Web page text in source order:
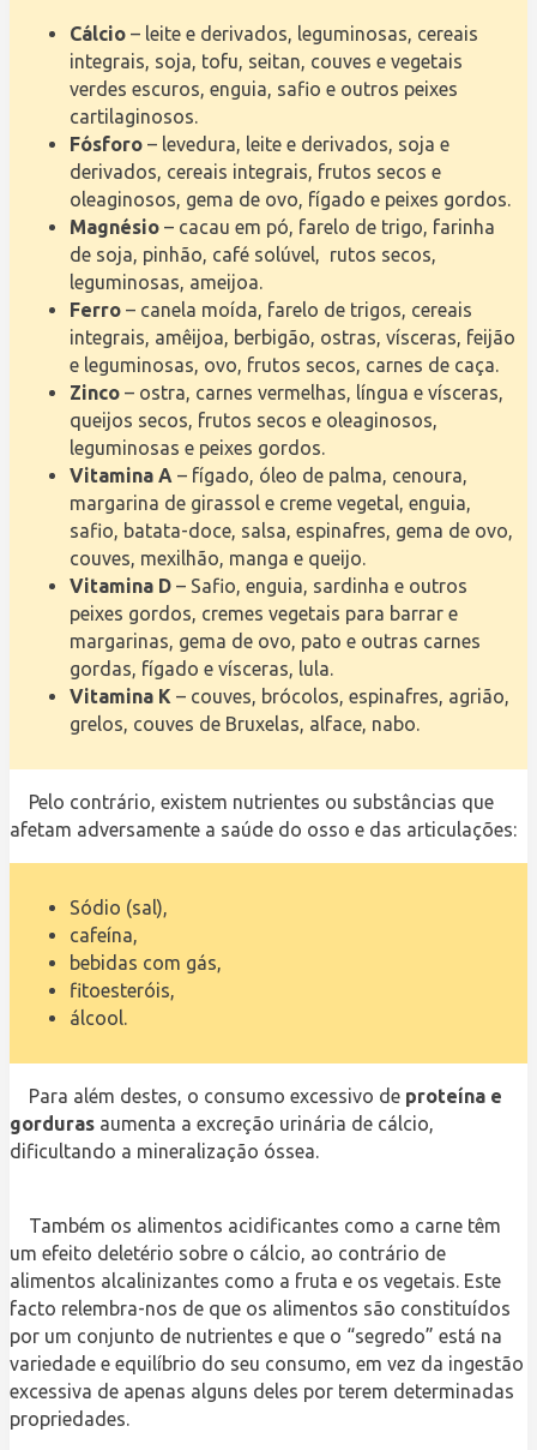
Cálcio – leite e derivados, leguminosas, cereais
integrais, soja, tofu, seitan, couves e vegetais
verdes escuros, enguia, safio e outros peixes
cartilaginosos.
Fósforo – levedura, leite e derivados, soja e
derivados, cereais integrais, frutos secos e
oleaginosos, gema de ovo, fígado e peixes gordos.
Magnésio – cacau em pó, farelo de trigo, farinha
de soja, pinhão, café solúvel, rutos secos,
leguminosas, ameijoa.
Ferro – canela moída, farelo de trigos, cereais
integrais, amêijoa, berbigão, ostras, vísceras, feijão
e leguminosas, ovo, frutos secos, carnes de caça.
Zinco – ostra, carnes vermelhas, língua e vísceras,
queijos secos, frutos secos e oleaginosos,
leguminosas e peixes gordos.
Vitamina A – fígado, óleo de palma, cenoura,
margarina de girassol e creme vegetal, enguia,
safio, batata-doce, salsa, espinafres, gema de ovo,
couves, mexilhão, manga e queijo.
Vitamina D – Safio, enguia, sardinha e outros
peixes gordos, cremes vegetais para barrar e
margarinas, gema de ovo, pato e outras carnes
gordas, fígado e vísceras, lula.
Vitamina K – couves, brócolos, espinafres, agrião,
grelos, couves de Bruxelas, alface, nabo.
Pelo contrário, existem nutrientes ou substâncias que
afetam adversamente a saúde do osso e das articulações:
Sódio (sal),
cafeína,
bebidas com gás,
fitoesteróis,
álcool.
Para além destes, o consumo excessivo de proteína e
gorduras aumenta a excreção urinária de cálcio,
dificultando a mineralização óssea.
Também os alimentos acidificantes como a carne têm
um efeito deletério sobre o cálcio, ao contrário de
alimentos alcalinizantes como a fruta e os vegetais. Este
facto relembra-nos de que os alimentos são constituídos
por um conjunto de nutrientes e que o “segredo” está na
variedade e equilíbrio do seu consumo, em vez da ingestão
excessiva de apenas alguns deles por terem determinadas
propriedades.